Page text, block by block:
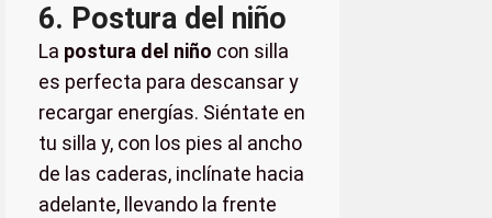
6. Postura del niño
La postura del niño con silla
es perfecta para descansar y
recargar energías. Siéntate en
tu silla y, con los pies al ancho
de las caderas, inclínate hacia
adelante, llevando la frente